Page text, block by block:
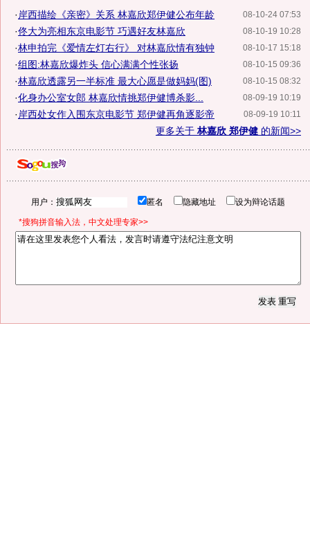
08-10-24 07:53
· 岸西描绘《亲密》关系 林嘉欣郑伊健公布年龄
08-10-19 10:28
·佟大为亮相东京电影节 巧遇好友林嘉欣
08-10-17 15:18
·林申拍完《爱情左灯右行》 对林嘉欣情有独钟
08-10-15 09:36
·组图:林嘉欣爆炸头 信心满满个性张扬
08-10-15 08:32
·林嘉欣透露另一半标准 最大心愿是做妈妈(图)
08-09-19 10:19
·化身办公室女郎 林嘉欣情挑郑伊健博杀影...
08-09-19 10:11
· 岸西处女作入围东京电影节 郑伊健再角逐影帝
更多关于 林嘉欣 郑伊健 的新闻>>
用户： 匿名 隐藏地址 设为辩论话题
*搜狗拼音输入法，中文处理专家>>